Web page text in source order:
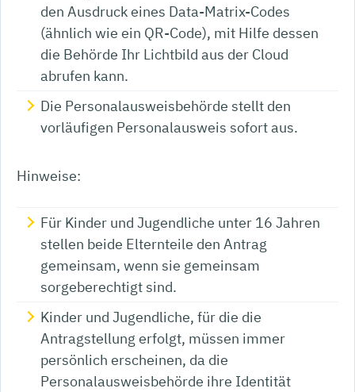
den Ausdruck eines Data-Matrix-Codes
(ähnlich wie ein QR-Code), mit Hilfe dessen
die Behörde Ihr Lichtbild aus der Cloud
abrufen kann.
Die Personalausweisbehörde stellt den
vorläufigen Personalausweis sofort aus.
Hinweise:
Für Kinder und Jugendliche unter 16 Jahren
stellen beide Elternteile den Antrag
gemeinsam, wenn sie gemeinsam
sorgeberechtigt sind.
Kinder und Jugendliche, für die die
Antragstellung erfolgt, müssen immer
persönlich erscheinen, da die
Personalausweisbehörde ihre Identität